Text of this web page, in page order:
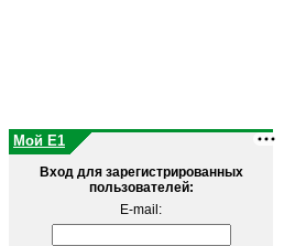
Мой E1
Вход для зарегистрированных
пользователей:
E-mail: